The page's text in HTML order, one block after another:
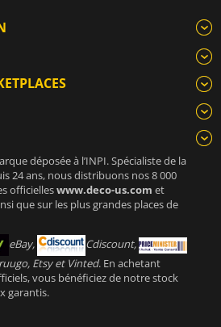
déposée à l’INPI. Spécialiste de la
24 ans, nous distribuons nos 8 000
officielleswww.deco-us.com et
que sur les plus grandes places de
eBay,
Cdiscount,
Etsy et Vinted. En achetant
vous bénéficiez de notre stock
garantis.